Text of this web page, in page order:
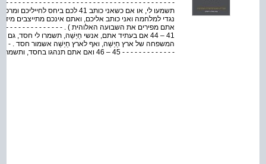
תשמעו לי, או אם כשאני כותב 41
נגדי למלחמה ואני כותב אליכם, ואתם אינכם מתייצבים
אתם מפירים את השבועה האלוהית ) . - - - - - - - - - - - - - -
המשפחה של ארץ חַיַשַׁה, ואף לארץ חַיַשַׁה אשמור חסד . - - -
- - - - - - - - - - - - - 45 – 46 ואם אתם תנהגו בחסד, ותשמרו חסד לשמש, ( מלך ) ארץ חַתּי, ג...